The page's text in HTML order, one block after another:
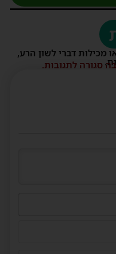
דברי לשון הרע,
לתגובות.